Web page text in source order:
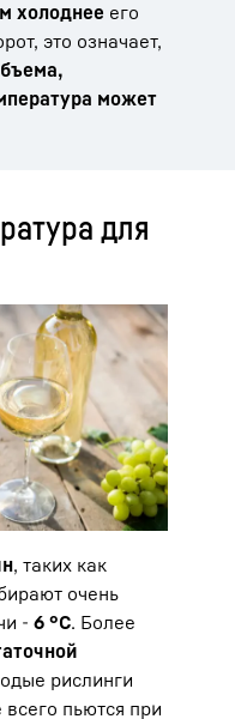
холоднее его
это означает,
может
для
, таких как
очень
- 6 °C. Более
рислинги
пьются при